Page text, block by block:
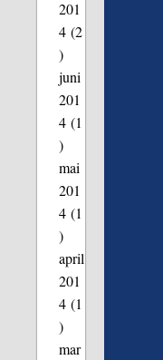
201
4(2
)
juni
201
4(1
)
mai
201
4(1
)
april
201
4(1
)
mar